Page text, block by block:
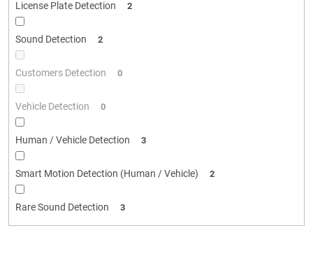
License Plate Detection 2
Sound Detection 2
Customers Detection 0
Vehicle Detection 0
Human / Vehicle Detection 3
Smart Motion Detection (Human / Vehicle) 2
Rare Sound Detection 3